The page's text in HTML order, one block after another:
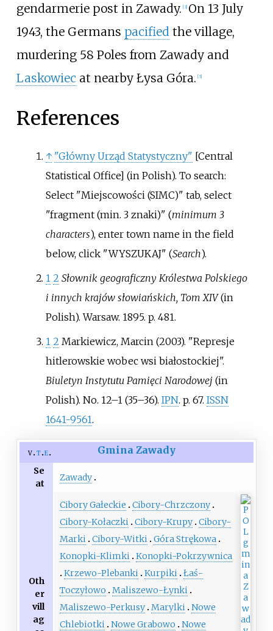
gendarmerie post in Zawady. [3] On 13 July
1943, the Germans pacifiedthe village,
murdering 58 Poles from Zawady and
Laskowiec at nearby Łysa Góra. [3]
References
↑ "Główny Urząd Statystyczny" [Central
Statistical Office] (in Polish). To search:
Select "Miejscowości (SIMC)" tab, select
"fragment (min. 3 znaki)" (minimum 3
characters), enter town name in the field
below, click "WYSZUKAJ" (Search).
1 2 Słownik geograficzny Królestwa Polskiego
i innych krajów słowiańskich, Tom XIV(in
Polish). Warsaw. 1895. p. 481.
1 2 Markiewicz, Marcin (2003). "Represje
hitlerowskie wobec wsi białostockiej".
Biuletyn Instytutu Pamięci Narodowej (in
Polish). No. 12–1 (35–36). IPN. p. 67. ISSN
1641-9561.
v t e Gmina Zawady
Se
at
Zawady
Oth
er
vill
ag
Cibory Gałeckie
Cibory-Chrzczony
Cibory-Kołaczki Cibory-Krupy Cibory-
Marki Cibory-Witki Góra Strękowa
Konopki-Klimki Konopki-Pokrzywnica
Krzewo-Plebanki Kurpiki Łaś-
Toczyłowo
Maliszewo-Łynki
Maliszewo-Perkusy Marylki Nowe
Chlebiotki Nowe Grabowo Nowe